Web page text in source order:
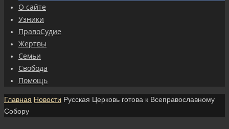
О сайте
Узники
ПравоСудие
Жертвы
Семьи
Свобода
Помощь
Главная Новости Русская Церковь готова к Всеправославному
Собору